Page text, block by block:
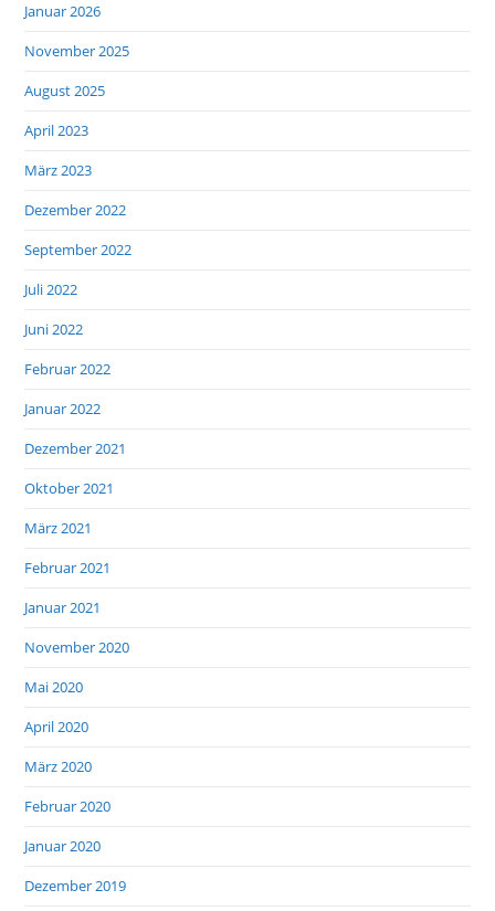
Januar 2026
November 2025
August 2025
April 2023
März 2023
Dezember 2022
September 2022
Juli 2022
Juni 2022
Februar 2022
Januar 2022
Dezember 2021
Oktober 2021
März 2021
Februar 2021
Januar 2021
November 2020
Mai 2020
April 2020
März 2020
Februar 2020
Januar 2020
Dezember 2019